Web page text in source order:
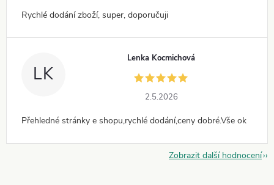
Rychlé dodání zboží, super, doporučuji
LK
Lenka Kocmichová
2.5.2026
Přehledné stránky e shopu,rychlé dodání,ceny dobré.Vše ok
Zobrazit další hodnocení